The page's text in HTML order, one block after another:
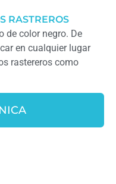
RASTREROS
de color negro. De
en cualquier lugar
rastereros como